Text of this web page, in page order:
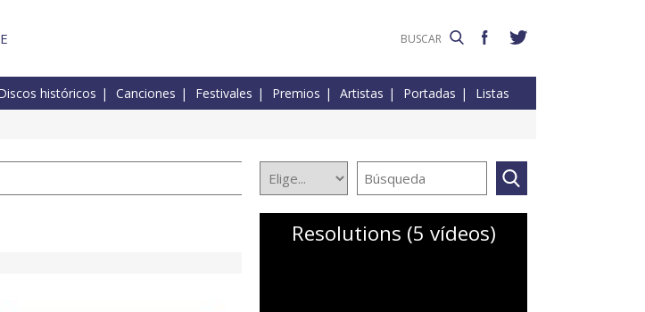
históricos Canciones Festivales Premios Artistas Portadas Listas
Resolutions (5 vídeos)